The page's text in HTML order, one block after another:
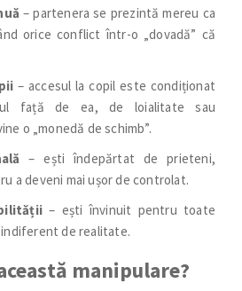
– partenera se prezintă mereu ca
orice conflict într-o „dovadă” că
– accesul la copil este condiționat
față de ea, de loialitate sau
o „monedă de schimb”.
– ești îndepărtat de prieteni,
a deveni mai ușor de controlat.
– ești învinuit pentru toate
de realitate.
manipulare?